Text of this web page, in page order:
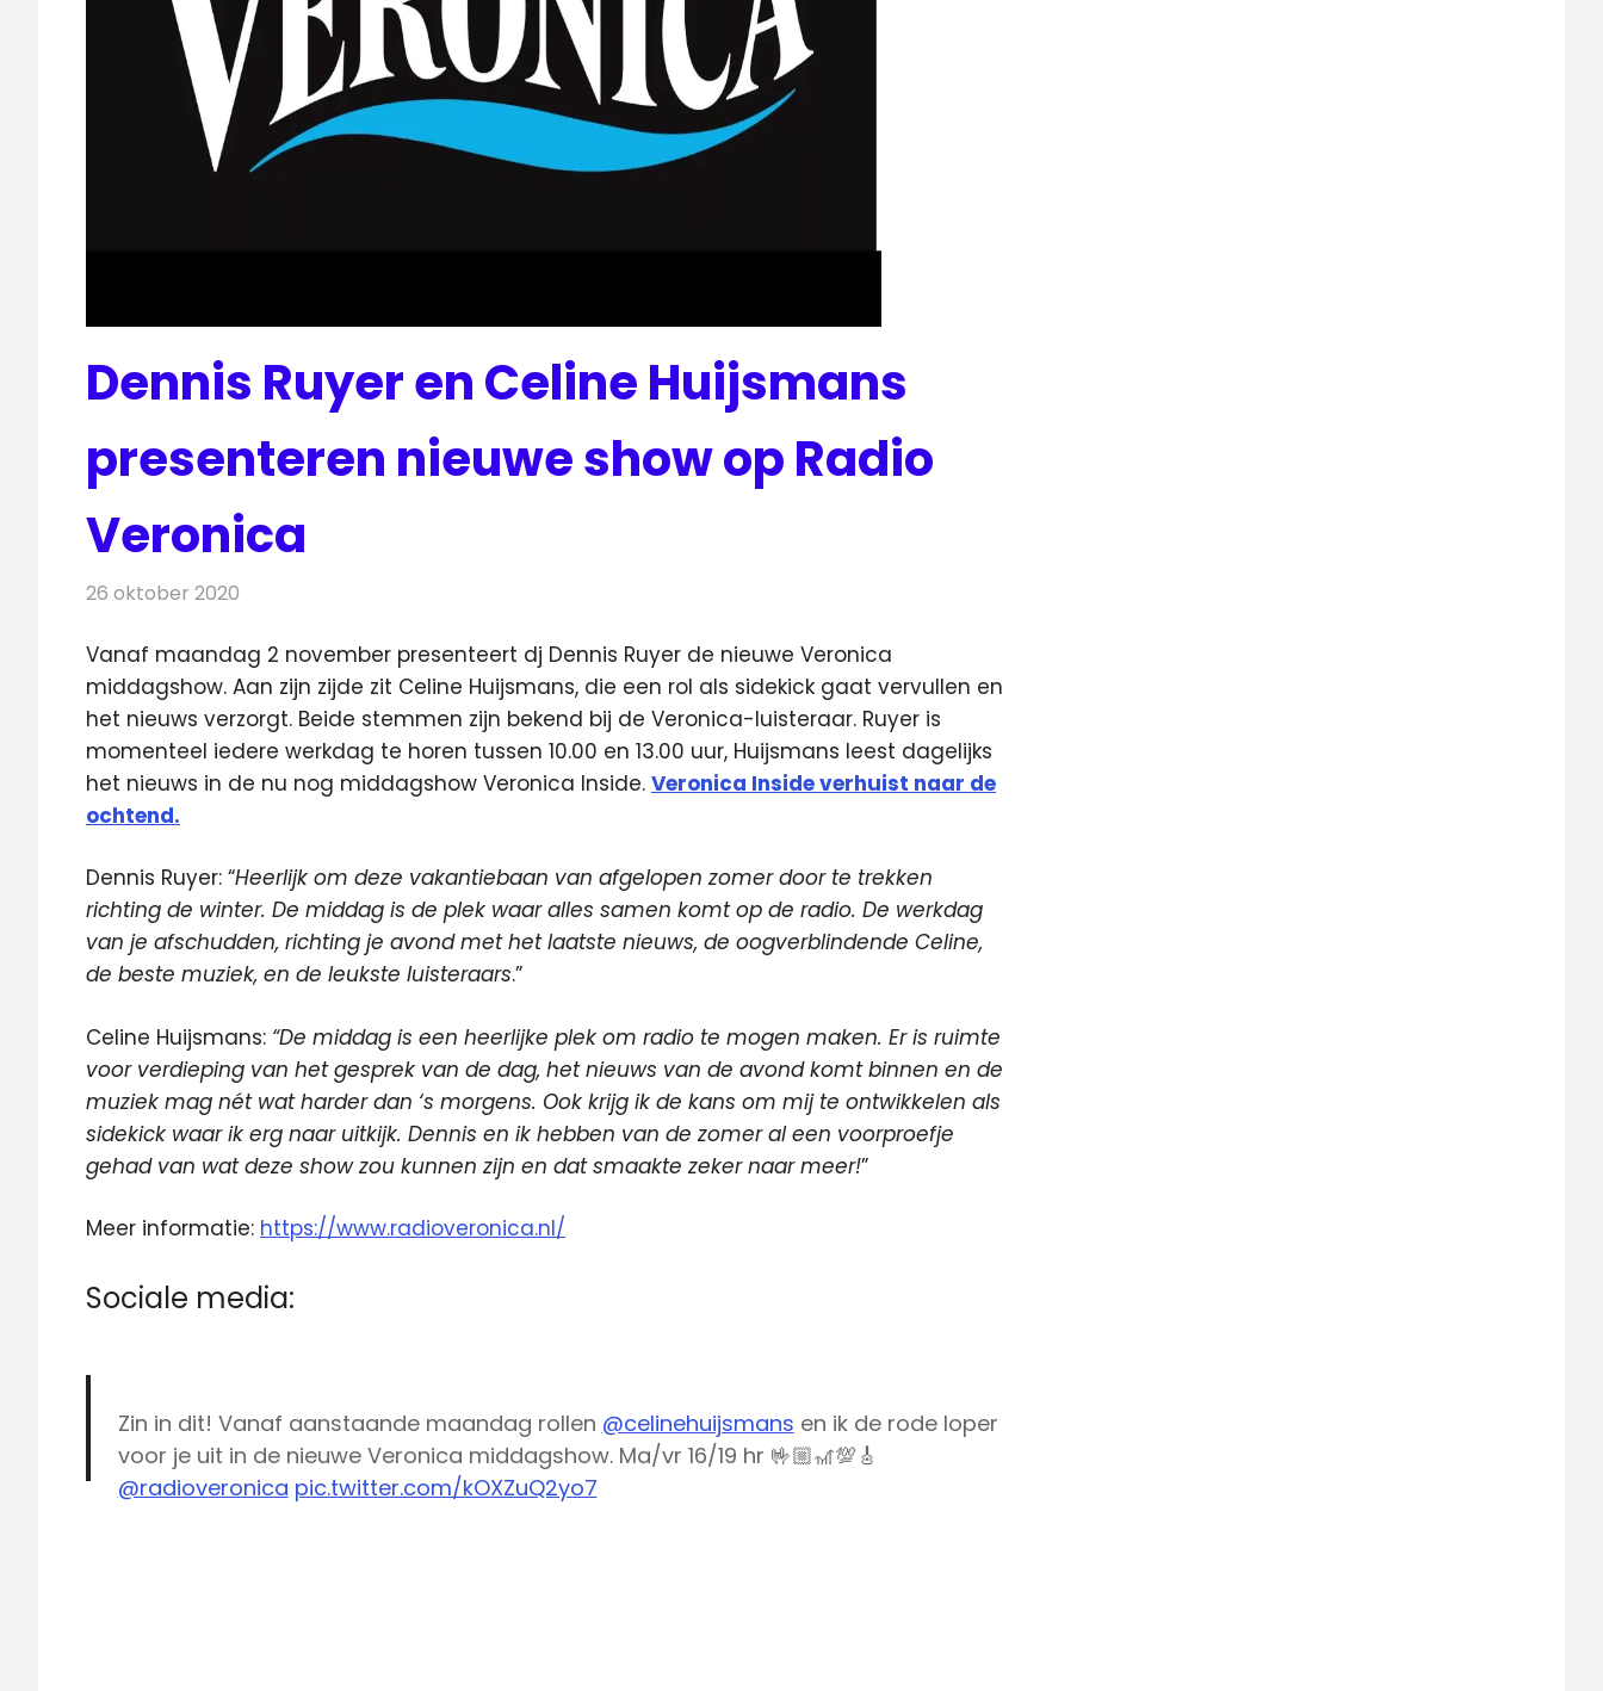
Dennis Ruyer en Celine Huijsmans
presenteren nieuwe show op Radio
Veronica
26 oktober 2020
Vanaf maandag 2 november presenteert dj Dennis Ruyer de nieuwe Veronica
middagshow. Aan zijn zijde zit Celine Huijsmans, die een rol als sidekick gaat vervullen en
het nieuws verzorgt. Beide stemmen zijn bekend bij de Veronica-luisteraar. Ruyer is
momenteel iedere werkdag te horen tussen 10.00 en 13.00 uur, Huijsmans leest dagelijks
het nieuws in de nu nog middagshow Veronica Inside. Veronica Inside verhuist naar de
ochtend.
Dennis Ruyer: “Heerlijk om deze vakantiebaan van afgelopen zomer door te trekken
richting de winter. De middag is de plek waar alles samen komt op de radio. De werkdag
van je afschudden, richting je avond met het laatste nieuws, de oogverblindende Celine,
de beste muziek, en de leukste luisteraars.”
Celine Huijsmans: “De middag is een heerlijke plek om radio te mogen maken. Er is ruimte
voor verdieping van het gesprek van de dag, het nieuws van de avond komt binnen en de
muziek mag nét wat harder dan ‘s morgens. Ook krijg ik de kans om mij te ontwikkelen als
sidekick waar ik erg naar uitkijk. Dennis en ik hebben van de zomer al een voorproefje
gehad van wat deze show zou kunnen zijn en dat smaakte zeker naar meer!”
Meer informatie: https://www.radioveronica.nl/
Sociale media:
Zin in dit! Vanaf aanstaande maandag rollen @celinehuijsmans en ik de rode loper
voor je uit in de nieuwe Veronica middagshow. Ma/vr 16/19 hr 🤟🏼🎢💯🎸
@radioveronica pic.twitter.com/kOXZuQ2yo7